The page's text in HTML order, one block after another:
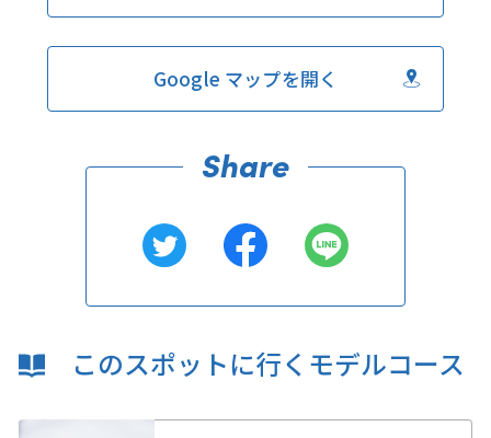
Google マップを開く
このスポットに行くモデルコース